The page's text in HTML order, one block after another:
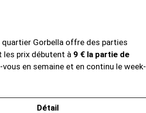
quartier Gorbella offre des parties
les prix débutent à 9 € la partie de
en semaine et en continu le week-
Détail